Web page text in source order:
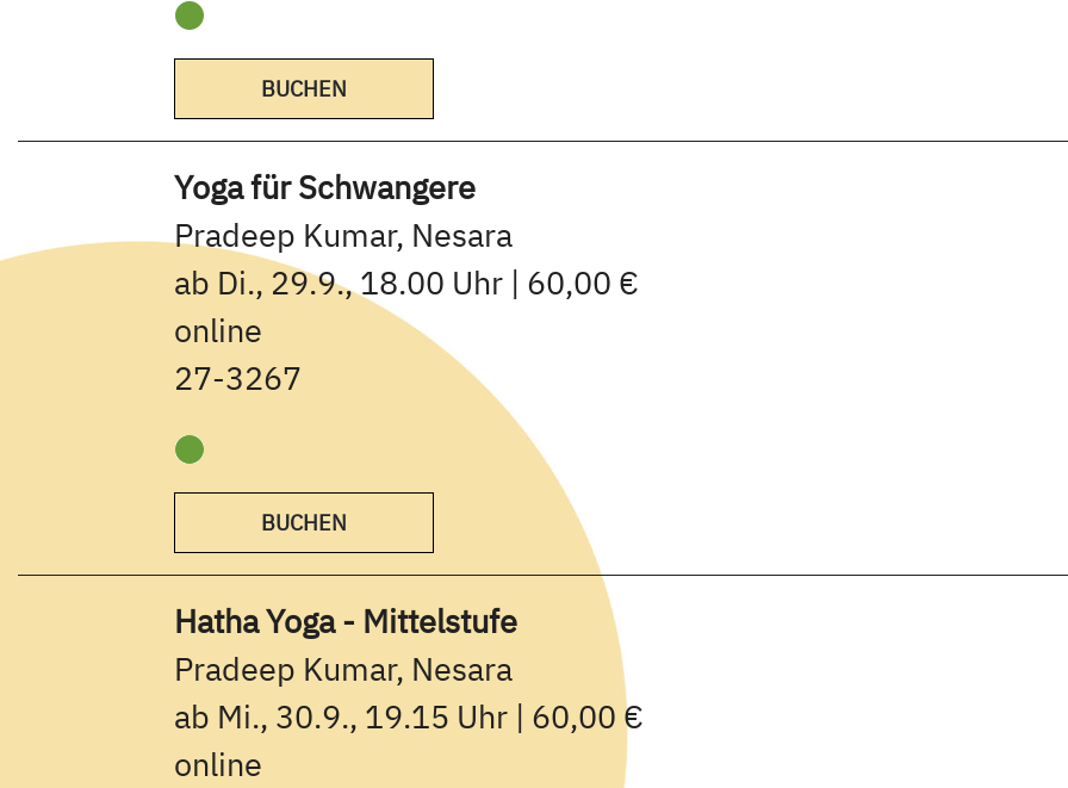
BUCHEN
Yoga für Schwangere
Pradeep Kumar, Nesara
ab Di., 29.9., 18.00 Uhr | 60,00 €
online
27-3267
BUCHEN
Hatha Yoga - Mittelstufe
Pradeep Kumar, Nesara
ab Mi., 30.9., 19.15 Uhr | 60,00 €
online